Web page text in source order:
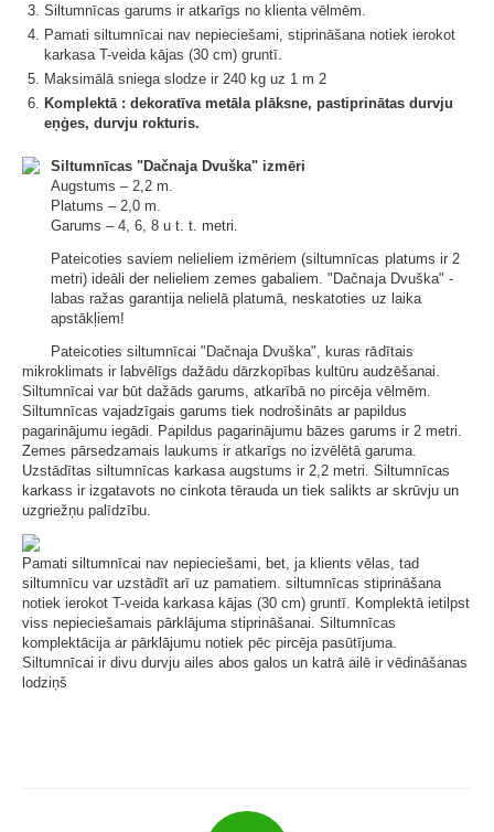
n
k
o
t
s
m
s
u
n
d
o
b
e
s
I
e
c
e
Siltumnīcas garums ir atkarīgs no klienta vēlmēm.
Pamati siltumnīcai nav nepieciešami, stiprināšana notiek ierokot
karkasa T-veida kājas (30 cm) gruntī.
Maksimālā sniega slodze ir 240 kg uz 1 m 2
Komplektā : dekoratīva metāla plāksne, pastiprinātas durvju
eņģes, durvju rokturis.
Siltumnīcas "Dačnaja Dvuška" izmēri
Augstums – 2,2 m.
Platums – 2,0 m.
Garums – 4, 6, 8 u t. t. metri.
Pateicoties saviem nelieliem izmēriem (siltumnīcas platums ir 2
metri) ideāli der nelieliem zemes gabaliem. "Dačnaja Dvuška" -
labas ražas garantija nelielā platumā, neskatoties uz laika
apstākļiem!
Pateicoties siltumnīcai "Dačnaja Dvuška", kuras rādītais
mikroklimats ir labvēlīgs dažādu dārzkopības kultūru audzēšanai.
Siltumnīcai var būt dažāds garums, atkarībā no pircēja vēlmēm.
Siltumnīcas vajadzīgais garums tiek nodrošināts ar papildus
pagarinājumu iegādi. Papildus pagarinājumu bāzes garums ir 2 metri.
Zemes pārsedzamais laukums ir atkarīgs no izvēlētā garuma.
Uzstādītas siltumnīcas karkasa augstums ir 2,2 metri. Siltumnīcas
karkass ir izgatavots no cinkota tērauda un tiek salikts ar skrūvju un
uzgriežņu palīdzību.
Pamati siltumnīcai nav nepieciešami, bet, ja klients vēlas, tad
siltumnīcu var uzstādīt arī uz pamatiem. siltumnīcas stiprināšana
notiek ierokot T-veida karkasa kājas (30 cm) gruntī. Komplektā ietilpst
viss nepieciešamais pārklājuma stiprināšanai. Siltumnīcas
komplektācija ar pārklājumu notiek pēc pircēja pasūtījuma.
Siltumnīcai ir divu durvju ailes abos galos un katrā ailē ir vēdināšanas
lodziņš